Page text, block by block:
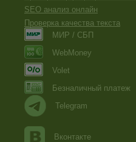
SEO анализ онлайн
Проверка качества текста
МИР / СБП
WebMoney
Volet
Безналичный платеж
Telegram
Вконтакте